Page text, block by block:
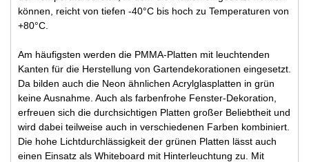
können, reicht von tiefen -40°C bis hoch zu Temperaturen von
+80°C.
Am häufigsten werden die PMMA-Platten mit leuchtenden
Kanten für die Herstellung von Gartendekorationen eingesetzt.
Da bilden auch die Neon ähnlichen Acrylglasplatten in grün
keine Ausnahme. Auch als farbenfrohe Fenster-Dekoration,
erfreuen sich die durchsichtigen Platten großer Beliebtheit und
wird dabei teilweise auch in verschiedenen Farben kombiniert.
Die hohe Lichtdurchlässigkeit der grünen Platten lässt auch
einen Einsatz als Whiteboard mit Hinterleuchtung zu. Mit